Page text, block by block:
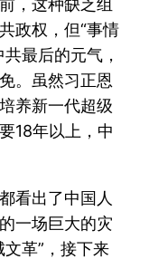
，这种缺乏组
政权，但“事情
最后的元气，
。虽然习正恩
养新一代超级
18年以上，中
看出了中国人
一场巨大的灾
革”，接下来